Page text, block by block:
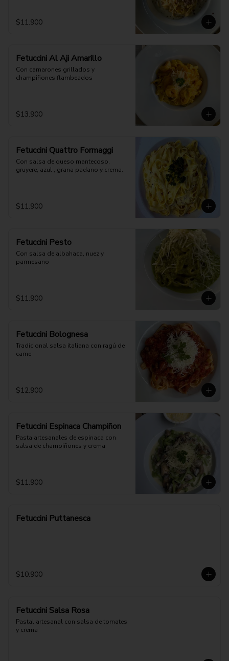
$11.900
Fetuccini Al Aji Amarillo
Con camarones grillados y
champiñones flambeados
$13.900
Fetuccini Quattro Formaggi
Con salsa de queso mantecoso,
gruyere, azul , grana padano y crema.
$11.900
Fetuccini Pesto
Con salsa de albahaca, nuez y
parmesano
$11.900
Fetuccini Bolognesa
Tradicional salsa italiana con ragú de
carne
$12.900
Fetuccini Espinaca Champiñon
Pasta artesanales de espinaca con
salsa de champiñones y crema
$11.900
Fetuccini Puttanesca
$10.900
Fetuccini Salsa Rosa
Pastal artesanal con salsa de tomates
y crema